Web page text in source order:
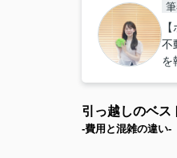
不
を
引っ越しのベス
-費用と混雑の違い-